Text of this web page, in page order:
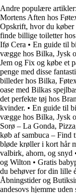
Andre populære artikler:
Mortens Aften hos
Opskrift, hvor du køber
finde billige toiletter
Ifø Cera • En guide til
vægge hos Bilka, Jysk
Jem og Fix og købe et
penge med disse
billeder hos Bilka,
oase med Bilkas
det perfekte tøj hos
kvinder. • En guide til
vægge hos Bilka, Jysk
Sorø – La Gonda,
køb af sambuca – Find
bløde krøller i kort hår
valbirk, ahorn, og snyd
og Wilton • Gratis
du behøver for din lille
Åbningstider og
andesovs hjemme